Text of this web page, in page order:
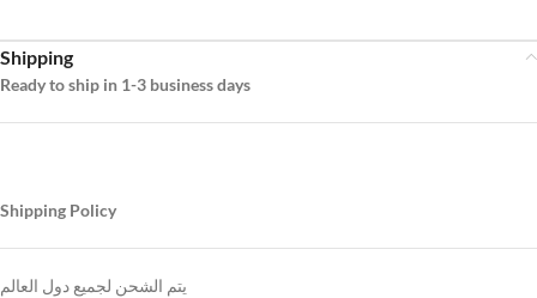
Shipping
Ready to ship in 1-3 business days
Shipping Policy
يتم الشحن لجميع دول العالم